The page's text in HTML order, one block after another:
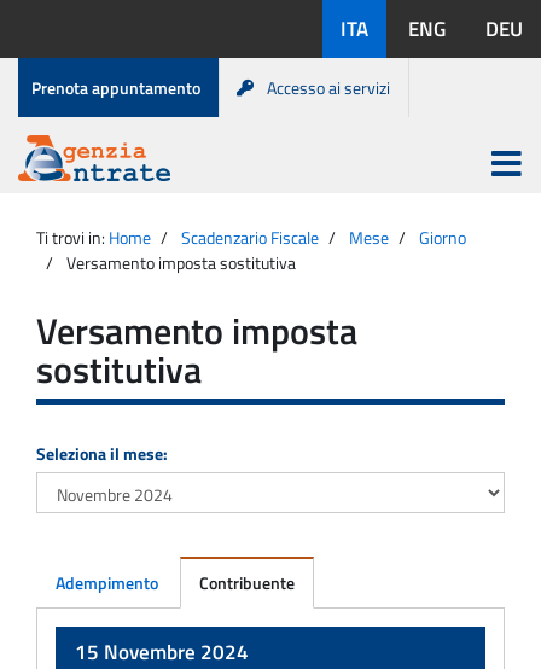
contenuto
disponibili:
ITA ENG DEU
Menu
di
servizio
Prenota appuntamento Accesso ai servizi
Agenzia
Entrate
Apri
menu
principale
Ti trovi in: Home Scadenzario Fiscale Mese
Giorno
Versamento imposta sostitutiva
Versamento imposta
sostitutiva
Seleziona il mese:
Adempimento Contribuente
15 Novembre 2024